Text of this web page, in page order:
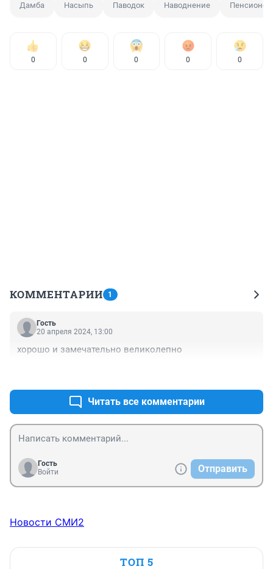
Дамба Насыпь Паводок Наводнение Пенсионер
0 0 0 0 0
КОММЕНТАРИИ 1
Гость
20 апреля 2024, 13:00
хорошо и замечательно великолепно
Читать все комментарии
Гость
Войти
Отправить
Новости СМИ2
ТОП 5